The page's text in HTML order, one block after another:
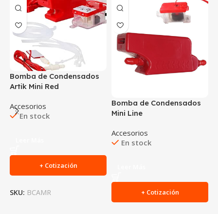
Bomba de Condensados
Artik Mini Red
Accesorios
En stock
+ Cotización
SKU: BCAMR
Bomba de Condensados
Mini Line
Accesorios
En stock
+ Cotización